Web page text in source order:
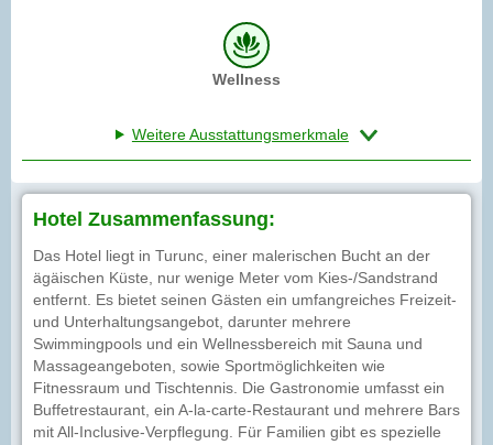
Wellness
Weitere Ausstattungsmerkmale
Hotel Zusammenfassung:
Das Hotel liegt in Turunc, einer malerischen Bucht an der
ägäischen Küste, nur wenige Meter vom Kies-/Sandstrand
entfernt. Es bietet seinen Gästen ein umfangreiches Freizeit-
und Unterhaltungsangebot, darunter mehrere
Swimmingpools und ein Wellnessbereich mit Sauna und
Massageangeboten, sowie Sportmöglichkeiten wie
Fitnessraum und Tischtennis. Die Gastronomie umfasst ein
Buffetrestaurant, ein A-la-carte-Restaurant und mehrere Bars
mit All-Inclusive-Verpflegung. Für Familien gibt es spezielle